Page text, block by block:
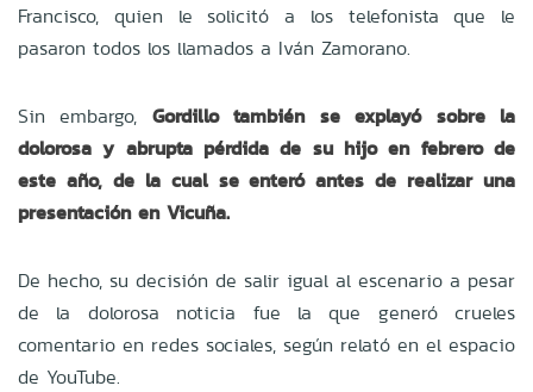
Francisco, quien le solicitó a los telefonista que le
pasaron todos los llamados a Iván Zamorano.
Sin embargo, Gordillo también se explayó sobre la
dolorosa y abrupta pérdida de su hijo en febrero de
este año, de la cual se enteró antes de realizar una
presentación en Vicuña.
De hecho, su decisión de salir igual al escenario a pesar
de la dolorosa noticia fue la que generó crueles
comentario en redes sociales, según relató en el espacio
de YouTube.